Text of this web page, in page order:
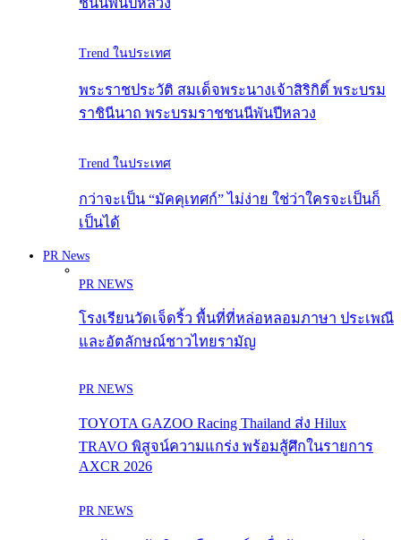
Trend ในประเทศ
พระราชประวัติ สมเด็จพระนางเจ้าสิริกิติ์ พระบรม
ราชินีนาถ พระบรมราชชนนีพันปีหลวง
Trend ในประเทศ
กว่าจะเป็น “มัคคุเทศก์” ไม่ง่าย ใช่ว่าใครจะเป็นก็
เป็นได้
PR News
PR NEWS
โรงเรียนวัดเจ็ดริ้ว พื้นที่ที่หล่อหลอมภาษา ประเพณี
และอัตลักษณ์ชาวไทยรามัญ
PR NEWS
TOYOTA GAZOO Racing Thailand ส่ง Hilux
TRAVO พิสูจน์ความแกร่ง พร้อมสู้ศึกในรายการ
AXCR 2026
PR NEWS